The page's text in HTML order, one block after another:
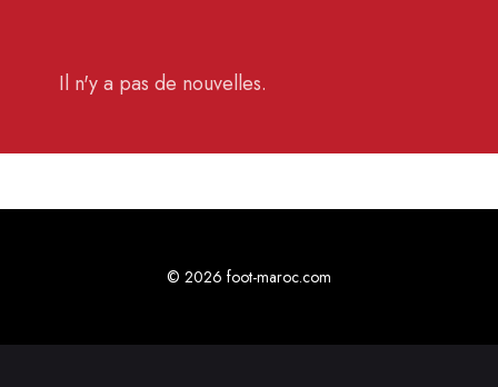
Il n'y a pas de nouvelles.
© 2026 foot-maroc.com